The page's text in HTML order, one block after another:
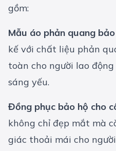
gồm:
Mẫu áo phản quang
kế với chất liệu phản
toàn cho người lao
sáng yếu.
Đồng phục bảo hộ cho
không chỉ đẹp mắt mà
giác thoải mái cho